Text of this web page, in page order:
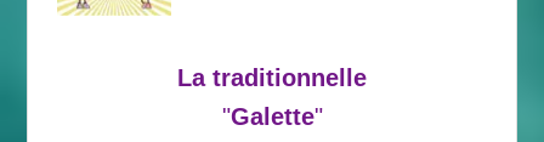
La traditionnelle
"Galette"